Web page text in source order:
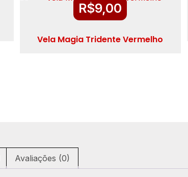
R$9,00
Vela Magia Tridente Vermelho
Avaliações (0)